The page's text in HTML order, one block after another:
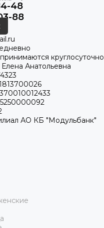
48
88
круглосуточно
Анатольевна
АО КБ "Модульбанк"